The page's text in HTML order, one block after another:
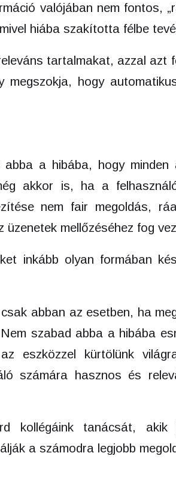
valójában nem fontos,
hiába szakította félbe
tartalmakat, azzal azt
megszokja, hogy
abba a hibába, hogy
akkor is, ha a
nem fair megoldás,
mellőzéséhez fog
inkább olyan formában
abban az esetben, ha
szabad abba a hibába
eszközzel kürtölünk
számára hasznos és
kollégáink tanácsát, akik
a számodra legjobb